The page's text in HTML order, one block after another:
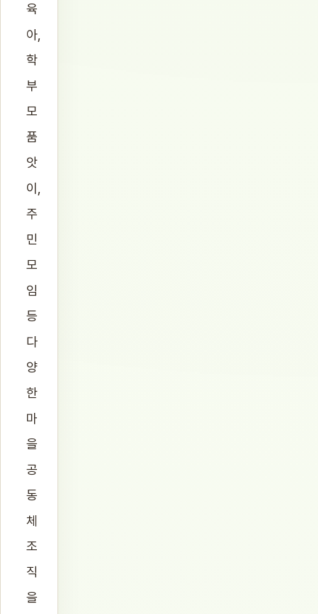
육
아,
학
부
모
품
앗
이,
주
민
모
임
등
다
양
한
마
을
공
동
체
조
직
을